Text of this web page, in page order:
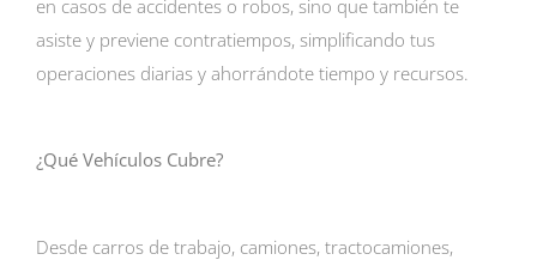
en casos de accidentes o robos, sino que también te
asiste y previene contratiempos, simplificando tus
operaciones diarias y ahorrándote tiempo y recursos.
¿Qué Vehículos Cubre?
Desde carros de trabajo, camiones, tractocamiones,